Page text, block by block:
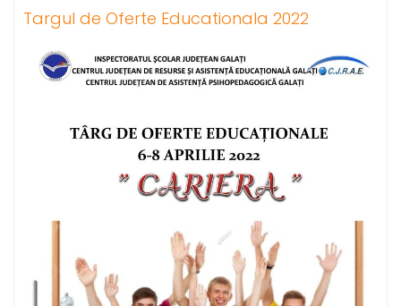
Targul de Oferte Educationala 2022